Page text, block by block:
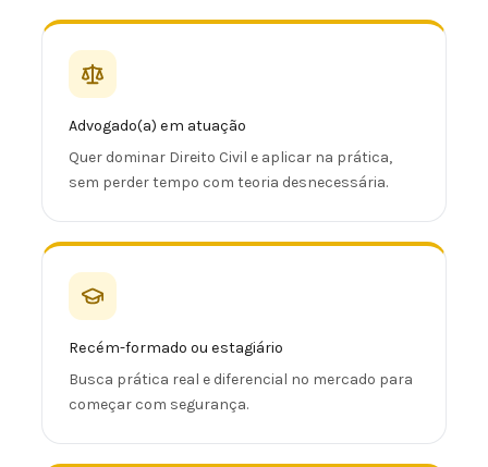
Advogado(a) em atuação
Quer dominar Direito Civil e aplicar na prática,
sem perder tempo com teoria desnecessária.
Recém-formado ou estagiário
Busca prática real e diferencial no mercado para
começar com segurança.